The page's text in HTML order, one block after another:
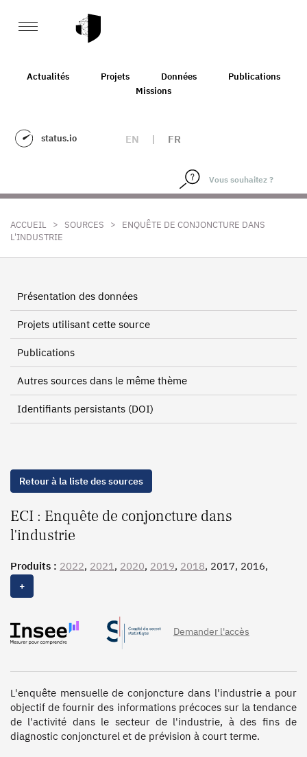
Actualités Projets Données
Publications
Missions
status.io EN | FR
ACCUEIL > SOURCES >
ENQUÊTE DE CONJONCTURE DANS
L'INDUSTRIE
Présentation des données
Projets utilisant cette source
Publications
Autres sources dans le même thème
Identifiants persistants (DOI)
Retour à la liste des sources
ECI : Enquête de conjoncture dans
l'industrie
Produits : 2022, 2021, 2020, 2019, 2018, 2017, 2016,
2015
2006, 2005, 2004, 2003, 2002, 2001, 2000, 1999, 1998,
+
Demander l'accès
L'enquête mensuelle de conjoncture dans l'industrie a pour
objectif de fournir des informations précoces sur la tendance
de l'activité dans le secteur de l'industrie, à des fins de
diagnostic conjoncturel et de prévision à court terme.